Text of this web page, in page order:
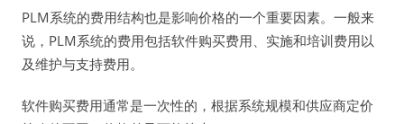
PLM系统的费用结构也是影响价格的一个重要因素。一般来
说，PLM系统的费用包括软件购买费用、实施和培训费用以
及维护与支持费用。
软件购买费用通常是一次性的，根据系统规模和供应商定价